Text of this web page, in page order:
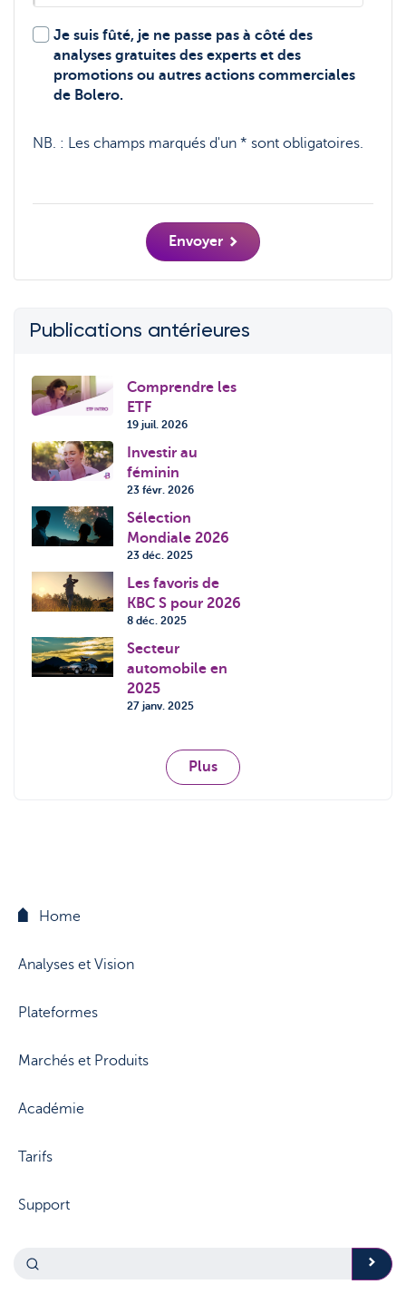
Je suis fûté, je ne passe pas à côté des
analyses gratuites des experts et des
promotions ou autres actions commerciales
de Bolero.
NB. : Les champs marqués d'un * sont obligatoires.
Envoyer
Publications antérieures
Comprendre les
ETF
19 juil. 2026
Investir au
féminin
23 févr. 2026
Sélection
Mondiale 2026
23 déc. 2025
Les favoris de
KBC S pour 2026
8 déc. 2025
Secteur
automobile en
2025
27 janv. 2025
Plus
Home
Analyses et Vision
Plateformes
Marchés et Produits
Académie
Tarifs
Support